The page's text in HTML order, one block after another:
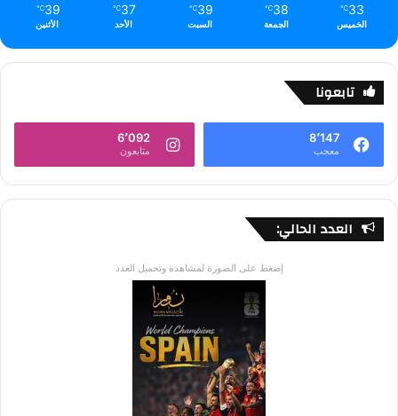
33
℃
الخميس
38
℃
الجمعة
39
℃
السبت
37
℃
الأحد
39
℃
الأثنين
تابعونا
8٬147
معجب
6٬092
متابعون
العدد الحالي:
إضغط على الصورة لمشاهدة وتحميل العدد